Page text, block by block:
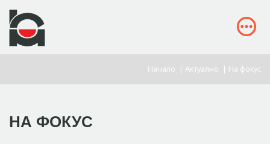
Начало | Актуално | На фокус
НА ФОКУС